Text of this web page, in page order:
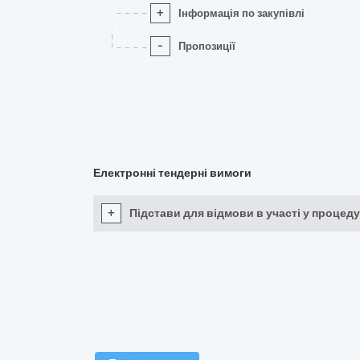
+ Інформація по закупівлі
- Пропозиції
Електронні тендерні вимоги
+ Підстави для відмови в участі у